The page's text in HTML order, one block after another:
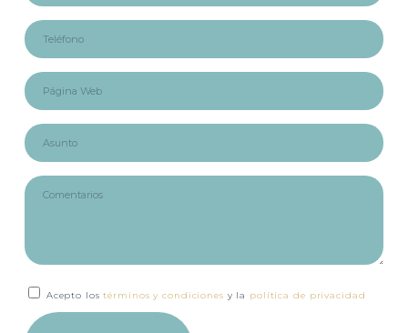
Acepto lostérminos y condiciones y la política de privacidad